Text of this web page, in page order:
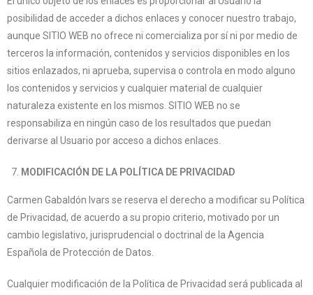
posibilidad de acceder a dichos enlaces y conocer nuestro trabajo,
aunque SITIO WEB no ofrece ni comercializa por sí ni por medio de
terceros la información, contenidos y servicios disponibles en los
sitios enlazados, ni aprueba, supervisa o controla en modo alguno
los contenidos y servicios y cualquier material de cualquier
naturaleza existente en los mismos. SITIO WEB no se
responsabiliza en ningún caso de los resultados que puedan
derivarse al Usuario por acceso a dichos enlaces.
MODIFICACIÓN DE LA POLÍTICA DE PRIVACIDAD
Carmen Gabaldón Ivars se reserva el derecho a modificar su Política
de Privacidad, de acuerdo a su propio criterio, motivado por un
cambio legislativo, jurisprudencial o doctrinal de la Agencia
Española de Protección de Datos.
Cualquier modificación de la Política de Privacidad será publicada al